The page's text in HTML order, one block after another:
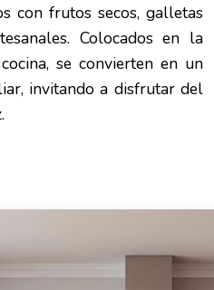
con frutos secos, galletas
Colocados en la
se convierten en un
invitando a disfrutar del